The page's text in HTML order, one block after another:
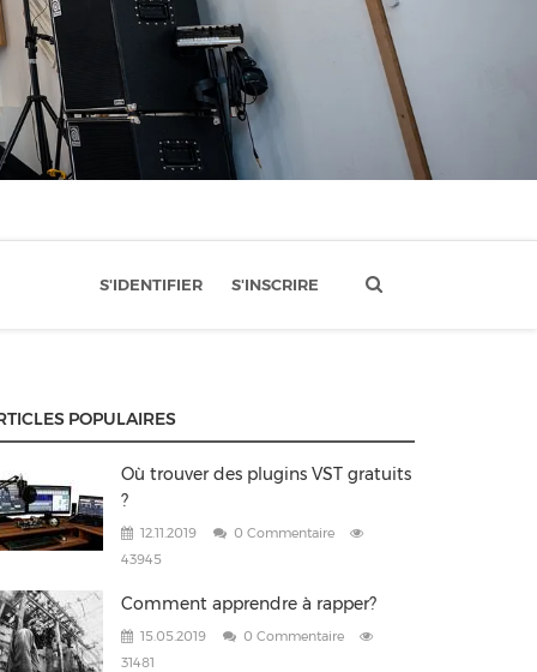
S'IDENTIFIER S'INSCRIRE
POPULAIRES
Où trouver des plugins VST gratuits
?
12.11.2019
0 Commentaire
43945
Comment apprendre à rapper?
15.05.2019
0 Commentaire
31481